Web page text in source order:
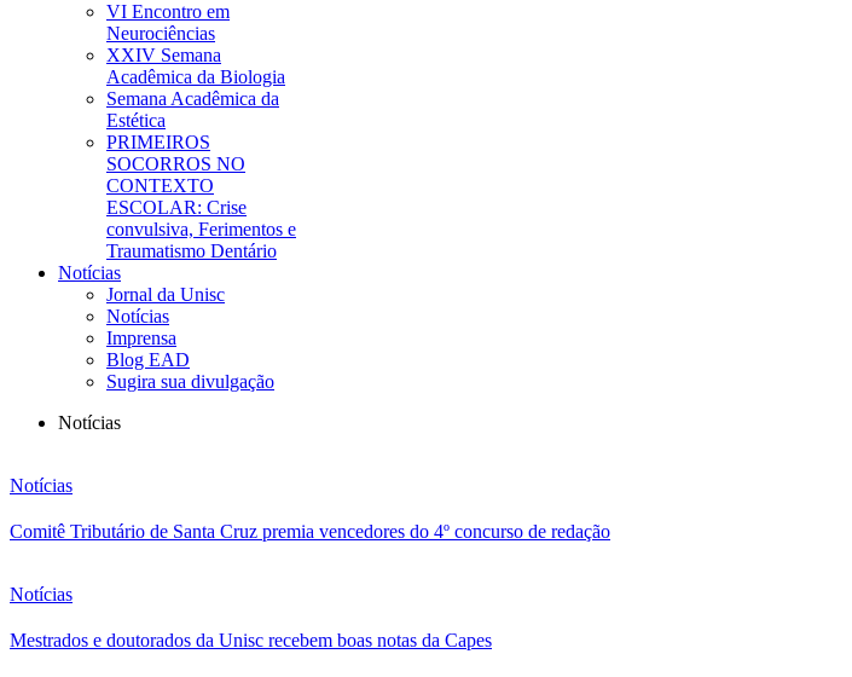
VI Encontro em
Neurociências
XXIV Semana
Acadêmica da Biologia
Semana Acadêmica da
Estética
PRIMEIROS
SOCORROS NO
CONTEXTO
ESCOLAR: Crise
convulsiva, Ferimentos e
Traumatismo Dentário
Notícias
Jornal da Unisc
Notícias
Imprensa
Blog EAD
Sugira sua divulgação
Notícias
Notícias
Comitê Tributário de Santa Cruz premia vencedores do 4º concurso de redação
Notícias
Mestrados e doutorados da Unisc recebem boas notas da Capes